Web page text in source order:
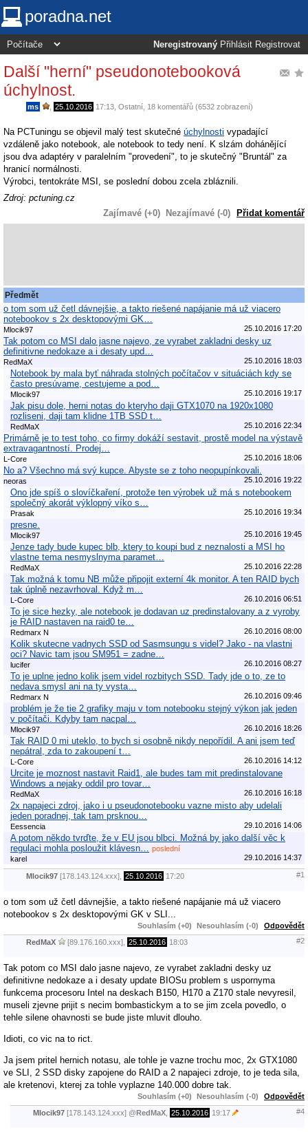
poradna.net
Neregistrovaný Přihlásit Registrovat
Další "herní" pseudonotebooková
úchylnost.
ms 25.10.2016 17:13 Ostatní , 18 komentářů (6532 zobrazení)
Na PCTuningu se objevil malý test skutečné úchylnosti vypadající
vzdáleně jako notebook, ale notebook to tedy není. K slzám dohánějící
jsou dva adaptéry v paralelním "provedení", to je skutečný "Bruntál" za
hranicí normálnosti.
Výrobci, tentokráte MSI, se poslední dobou zcela zbláznili.
Zdroj: pctuning.cz
Zajímavé (+0)
Nezajímavé (-0) Přidat komentář
Předmět
o tom som už četl dávnejšie, a takto riešené napájanie má už viacero
notebookov s 2x desktopovými GK…
Mlocik97 25.10.2016 17:20
Tak potom co MSI dalo jasne najevo, ze vyrabet zakladni desky uz
definitivne nedokaze a i desaty upd…
RedMaX 25.10.2016 18:03
Notebook by mala byť náhrada stolných počítačov v situáciách kdy se
často presúvame, cestujeme a pod…
Mlocik97 25.10.2016 19:17
Jak pisu dole, herni notas do kteryho daji GTX1070 na 1920x1080
rozliseni, daji tam klidne 1TB SSD t…
RedMaX 25.10.2016 22:34
Primárně je to test toho, co firmy dokáží sestavit, prostě model na výstavě
extravagantností. Prodej…
L-Core 25.10.2016 18:06
No a? Všechno má svý kupce. Abyste se z toho neopupínkovali.
neoras 25.10.2016 19:22
Ono jde spíš o slovíčkaření, protože ten výrobek už má s notebookem
společný akorát výklopný víko s…
Prasak 25.10.2016 19:34
presne.
Mlocik97 25.10.2016 19:45
Jenze tady bude kupec blb, ktery to koupi bud z neznalosti a MSI ho
vlastne tema nesmyslnyma paramet…
RedMaX 25.10.2016 22:28
Tak možná k tomu NB může připojit externí 4k monitor. A ten RAID bych
tak úplně nezavrhoval. Když m…
L-Core 26.10.2016 06:51
To je sice hezky, ale notebook je dodavan uz predinstalovany a z vyroby
je RAID nastaven na raid0 te…
Redmarx N 26.10.2016 08:00
Kolik skutecne vadnych SSD od Sasmsungu s videl? Jako - na vlastni
oci? Navic tam jsou SM951 = zadne…
lucifer 26.10.2016 08:27
To je uplne jedno kolik jsem videl rozbitych SSD. Tady jde o to, ze to
nedava smysl ani na ty vysta…
Redmarx N 26.10.2016 09:46
problém je že tie 2 grafiky maju v tom notebooku stejný výkon jak jeden
v počítači. Kdyby tam nacpal…
Mlocik97 26.10.2016 18:26
Tak RAID 0 mi uteklo, to bych si osobně nikdy nepořídil. A ani jsem teď
nepátral, zda to zakoupení t…
L-Core 26.10.2016 14:12
Urcite je moznost nastavit Raid1, ale budes tam mit predinstalovane
Windows a nejaky oddil pro tovar…
RedMaX 26.10.2016 16:18
2x napajeci zdroj, jako i u pseudonotebooku vazne misto aby udelali
jeden poradnej, tak tam prsknou…
Eessencia 29.10.2016 14:06
A potom někdo tvrďte, že v EU jsou blbci. Možná by jako další věc k
regulaci mohla posloužit klávesn…
poslední
karel
29.10.2016 14:37
Mlocik97 [178.143.124.xxx], 25.10.2016 17:20 #1
o tom som už četl dávnejšie, a takto riešené napájanie má už viacero
notebookov s 2x desktopovými GK v SLI...
Souhlasím (+0) Nesouhlasím (-0) Odpovědět
RedMaX [89.176.160.xxx], 25.10.2016 18:03 #2
Tak potom co MSI dalo jasne najevo, ze vyrabet zakladni desky uz
definitivne nedokaze a i desaty update BIOSu problem s uspornyma
funkcema procesoru Intel na deskach B150, H170 a Z170 stale nevyresil,
museli zjevne prijit s necim bombastickym a to se jim zcela povedlo, o
tehle silene ohavnosti se bude jiste mluvit dlouho.
Idioti, co vic na to rict.
Ja jsem pritel hernich notasu, ale tohle je vazne trochu moc, 2x GTX1080
ve SLI, 2 SSD disky zapojene do RAID a 2 napajeci zdroje, to je teda sila,
ale kretenovi, kterej za tohle vyplazne 140.000 dobre tak.
Souhlasím (+0) Nesouhlasím (-0) Odpovědět
Mlocik97 [178.143.124.xxx] @RedMaX 25.10.2016 19:17 #4